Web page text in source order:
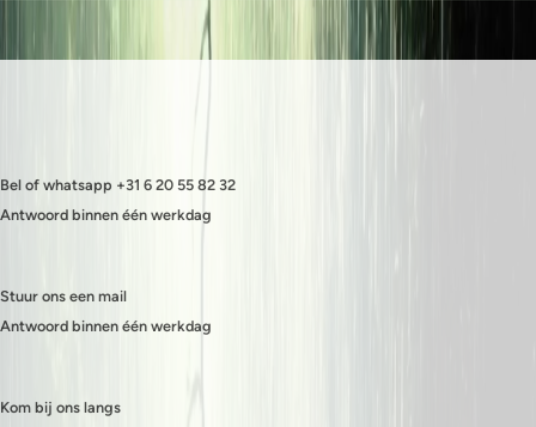
Bel of whatsapp +31 6 20 55 82 32
Antwoord binnen één werkdag
Stuur ons een mail
Antwoord binnen één werkdag
Kom bij ons langs